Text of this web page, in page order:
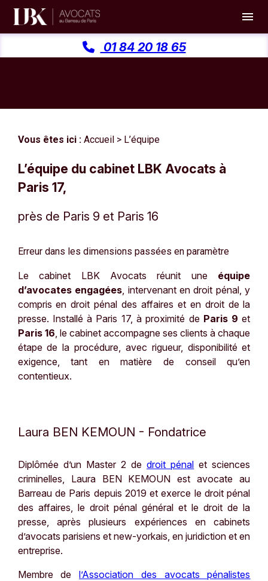
menu
01 84 20 18 65
Vous êtes ici : Accueil> L’équipe
L’équipe du cabinet LBK Avocats à
Paris 17,
près de Paris 9 et Paris 16
Erreur dans les dimensions passées en paramètre
Le cabinet LBK Avocats réunit une équipe
d’avocates engagées, intervenant en droit pénal, y
compris en droit pénal des affaires et en droit de la
presse. Installé à Paris 17, à proximité de Paris 9 et
Paris 16, le cabinet accompagne ses clients à chaque
étape de la procédure, avec rigueur, disponibilité et
exigence, tant en matière de conseil qu’en
contentieux.
Laura BEN KEMOUN - Fondatrice
Diplômée d’un Master 2 dedroit pénal et sciences
criminelles, Laura BEN KEMOUN est avocate au
Barreau de Paris depuis 2019 et exerce le droit pénal
des affaires, le droit pénal général et le droit de la
presse, après plusieurs expériences en cabinets
d’avocats parisiens et new-yorkais, en juridiction et en
entreprise.
Membre del’Association des avocats pénalistes
Panneau de gestion des cookies